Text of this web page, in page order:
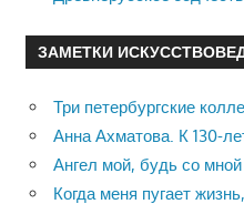
ЗАМЕТКИ
Три петербургские
Анна Ахматова. К 130-
Ангел мой, будь со мной
Когда меня пугает